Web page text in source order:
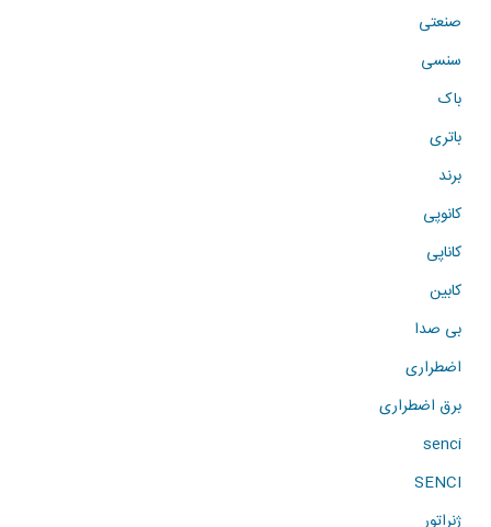
صنعتی
سنسی
باک
باتری
برند
کانوپی
کاناپی
کابین
بی صدا
اضطراری
برق اضطراری
senci
SENCI
ژنراتور